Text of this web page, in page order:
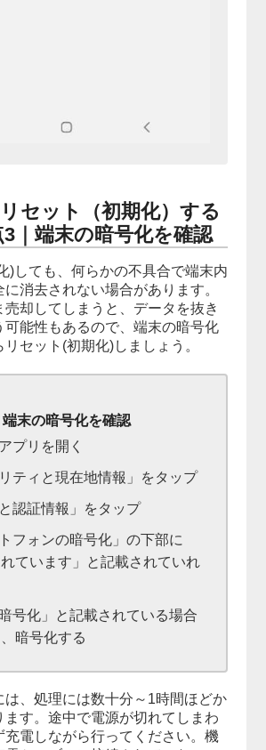
セット（初期化）する
｜端末の暗号化を確認
)しても、何らかの不具合で端末内
消去されない場合があります。
売却してしまうと、データを抜き
可能性もあるので、端末の暗号化
セット(初期化)しましょう。
端末の暗号化を確認
プリを開く
ティと現在地情報」をタップ
認証情報」をタップ
フォンの暗号化」の下部に
れています」と記載されていれ
号化」と記載されている場合
暗号化する
は、処理には数十分～1時間ほどか
ます。途中で電源が切れてしまわ
充電しながら行ってください。機